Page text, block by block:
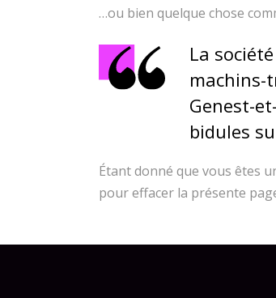
…ou bien quelque chose
La
machins-
Genest-
bidules
Étant donné que vous êtes
pour effacer la présente